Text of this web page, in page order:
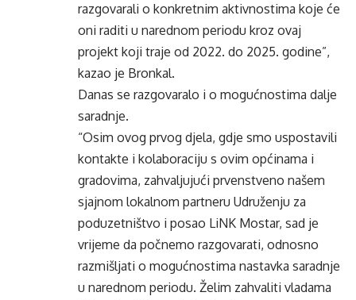
razgovarali o konkretnim aktivnostima koje će
oni raditi u narednom periodu kroz ovaj
projekt koji traje od 2022. do 2025. godine”,
kazao je Bronkal.
Danas se razgovaralo i o mogućnostima dalje
saradnje.
“Osim ovog prvog djela, gdje smo uspostavili
kontakte i kolaboraciju s ovim općinama i
gradovima, zahvaljujući prvenstveno našem
sjajnom lokalnom partneru Udruženju za
poduzetništvo i posao LiNK Mostar, sad je
vrijeme da počnemo razgovarati, odnosno
razmišljati o mogućnostima nastavka saradnje
u narednom periodu. Želim zahvaliti vladama